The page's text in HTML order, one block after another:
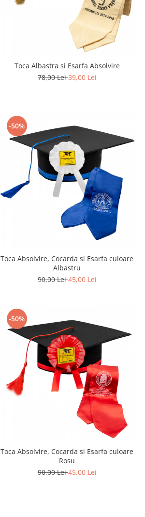
Toca Albastra si Esarfa Absolvire
78,00 Lei39,00 Lei
-50%
Toca Absolvire, Cocarda si Esarfa culoare
Albastru
90,00 Lei45,00 Lei
-50%
Toca Absolvire, Cocarda si Esarfa culoare
Rosu
90,00 Lei45,00 Lei